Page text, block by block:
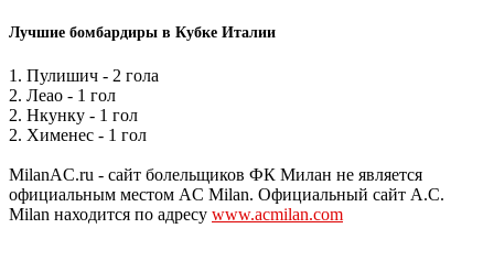
Лучшие бомбардиры в Кубке Италии
1. Пулишич - 2 гола
2. Леао - 1 гол
2. Нкунку - 1 гол
2. Хименес - 1 гол
MilanAC.ru - сайт болельщиков ФК Милан не является
официальным местом AC Milan. Официальный сайт A.C.
Milan находится по адресу www.acmilan.com